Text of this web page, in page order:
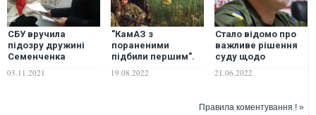
СБУ вручила
підозру дружині
Семенченка
Музиці:
Розслідують
03.11.2021
"КамАЗ з
пораненими
підбили першим".
Вісім років тому
віроломство РФ
19.08.2022
Стало відомо про
важливе рішення
суду щодо
Семенченка
21.06.2022
Правила коментування ! »